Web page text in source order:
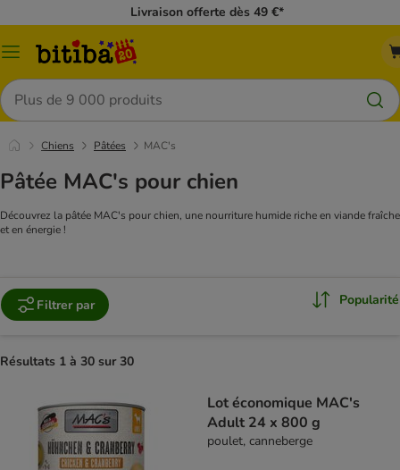
Livraison offerte dès 49 €*
Menu
Rechercher
Chiens Pâtées MAC's
Pâtée MAC's pour chien
Découvrez la pâtée MAC's pour chien, une nourriture humide riche en viande fraîche
et en énergie !
Filtrer par Popularité
Résultats 1 à 30 sur 30
Lot économique MAC's
Adult 24 x 800 g
poulet, canneberge